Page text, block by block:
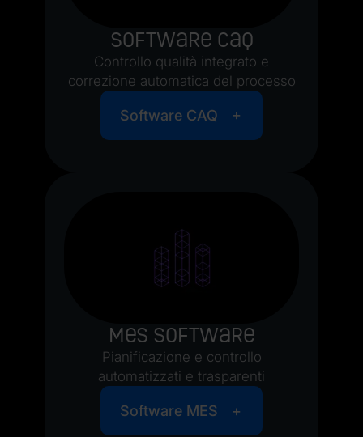
Software CAQ
Controllo qualità integrato e
correzione automatica del processo
Software CAQ
MES Software
Pianificazione e controllo
automatizzati e trasparenti
Software MES